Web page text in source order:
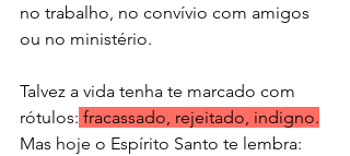
no trabalho, no convívio com amigos
ou no ministério.
Talvez a vida tenha te marcado com
rótulos: fracassado, rejeitado, indigno.
Mas hoje o Espírito Santo te lembra: